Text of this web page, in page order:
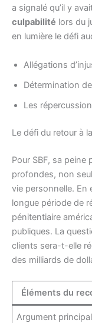
a signalé qu’il y
culpabilité lors du
en lumière le défi
Allégations
Détermination
Les
Le défi du retour à
Pour SBF, sa
profondes, non
vie personnelle. En
longue période de
pénitentiaire
publiques. La
clients sera-t-elle
des milliards de
Éléments du
Argument principal